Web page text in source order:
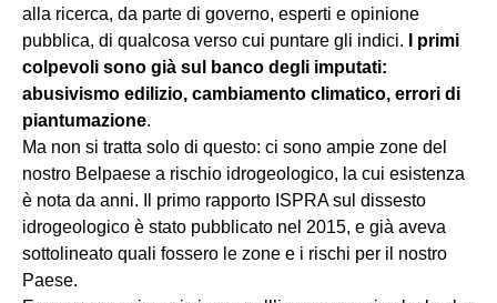
alla ricerca, da parte di governo, esperti e opinione
pubblica, di qualcosa verso cui puntare gli indici.
I primi
colpevoli sono già sul banco degli imputati:
abusivismo edilizio, cambiamento climatico, errori di
piantumazione.
Ma non si tratta solo di questo: ci sono ampie zone del
nostro Belpaese a rischio idrogeologico, la cui esistenza
è nota da anni. Il primo rapporto ISPRA sul dissesto
idrogeologico è stato pubblicato nel 2015, e già aveva
sottolineato quali fossero le zone e i rischi per il nostro
Paese.